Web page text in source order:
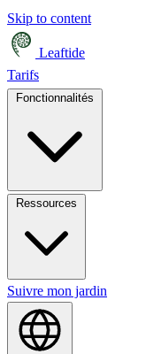
Skip to content
Leaftide
Tarifs
Suivre mon jardin